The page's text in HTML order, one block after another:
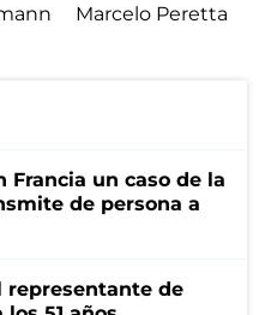
Marcelo Peretta
Francia un caso de la
de persona a
representante de